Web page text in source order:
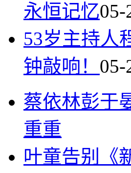
永恒记忆05-
53岁主持人
钟敲响！ 05-
蔡依林彭于
重重
叶童告别《